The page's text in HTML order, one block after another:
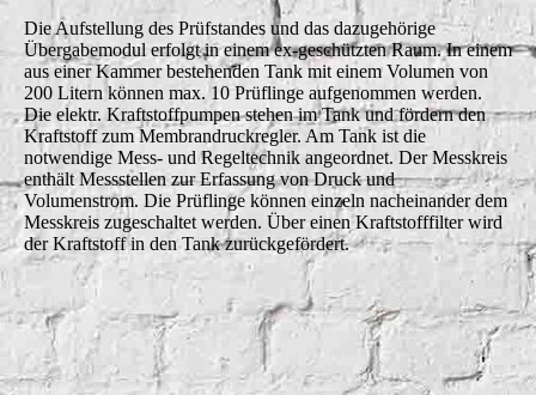
Die Aufstellung des Prüfstandes und das dazugehörige
Übergabemodul erfolgt in einem ex-geschützten Raum. In einem
aus einer Kammer bestehenden Tank mit einem Volumen von
200 Litern können max. 10 Prüflinge aufgenommen werden.
Die elektr. Kraftstoffpumpen stehen im Tank und fördern den
Kraftstoff zum Membrandruckregler. Am Tank ist die
notwendige Mess- und Regeltechnik angeordnet. Der Messkreis
enthält Messstellen zur Erfassung von Druck und
Volumenstrom. Die Prüflinge können einzeln nacheinander dem
Messkreis zugeschaltet werden. Über einen Kraftstofffilter wird
der Kraftstoff in den Tank zurückgefördert.